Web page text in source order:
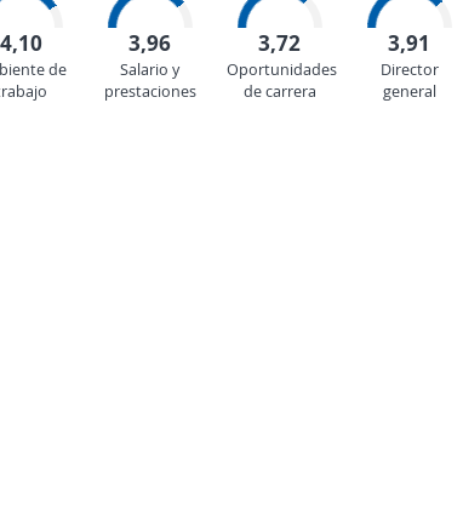
4,10
de
3,96
Salario y
prestaciones
3,72
Oportunidades
de carrera
3,91
Director
general